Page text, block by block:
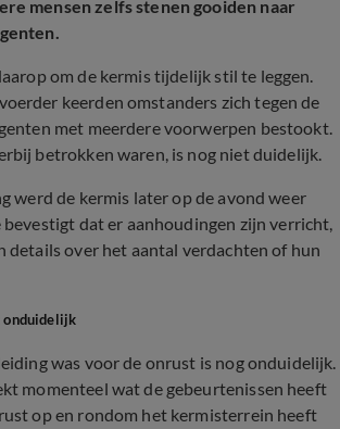
mensen zelfs stenen gooiden naar
om de kermis tijdelijk stil te leggen.
keerden omstanders zich tegen de
met meerdere voorwerpen bestookt.
betrokken waren, is nog niet duidelijk.
werd de kermis later op de avond weer
dat er aanhoudingen zijn verricht,
details over het aantal verdachten of hun
onduidelijk
was voor de onrust is nog onduidelijk.
momenteel wat de gebeurtenissen heeft
op en rondom het kermisterrein heeft